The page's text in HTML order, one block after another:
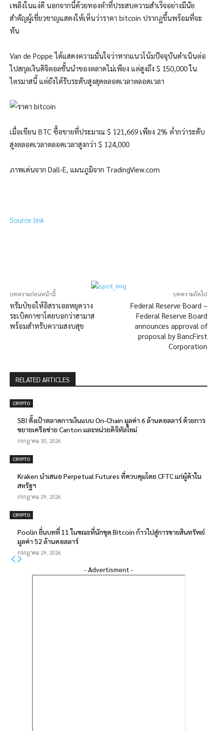
เพลิงในแง่ดี นอกจากนี้ด้วยทองคำที่ประสบความสำเร็จอย่างมีนัย
สำคัญผู้เชี่ยวชาญแสดงให้เห็นว่าราคา bitcoin ปรากฏขึ้นพร้อมที่จะ
ทัน
Van de Poppe ได้แสดงความมั่นใจว่าหากแนวโน้มปัจจุบันดำเนินต่อ
ไปสกุลเงินดิจิตอลชั้นนำของตลาดไม่เพียง แต่สูงถึง $ 150,000 ใน
ไตรมาสนี้ แต่ยังได้รับระดับสูงสุดตลอดเวลาตลอดเวลา
เมื่อเขียน BTC ซื้อขายที่ประมาณ $ 121,669 เพียง 2% ต่ำกว่าระดับ
สูงตลอดเวลาตลอดเวลาสูงกว่า $ 124,000
ภาพเด่นจาก Dall-E, แผนภูมิจาก TradingView.com
Source link
บทความก่อนหน้านี้
ทรัมป์ขอให้อิสราเอลหยุดวาง
ระเบิดกาซาโดยบอกว่าฮามาส
พร้อมสำหรับความสงบสุข
บทความถัดไป
Federal Reserve Board –
Federal Reserve Board
announces approval of
proposal by BancFirst
Corporation
RELATED ARTICLES
CRYPTO
SBI ตั้งเป้าตลาดการเงินแบบ On-Chain มูลค่า 6 ล้านดอลลาร์ ด้วยการ
ขยายเครือข่าย Canton และหน่วยดิจิทัลใหม่
กรกฎาคม 30, 2026
CRYPTO
Kraken นำเสนอ Perpetual Futures ที่ควบคุมโดย CFTC แก่ผู้ค้าใน
สหรัฐฯ
กรกฎาคม 29, 2026
CRYPTO
Poolin ยื่นบทที่ 11 ในขณะที่นักขุด Bitcoin ก้าวไปสู่การขายสินทรัพย์
มูลค่า 52 ล้านดอลลาร์
กรกฎาคม 29, 2026
- Advertisment -